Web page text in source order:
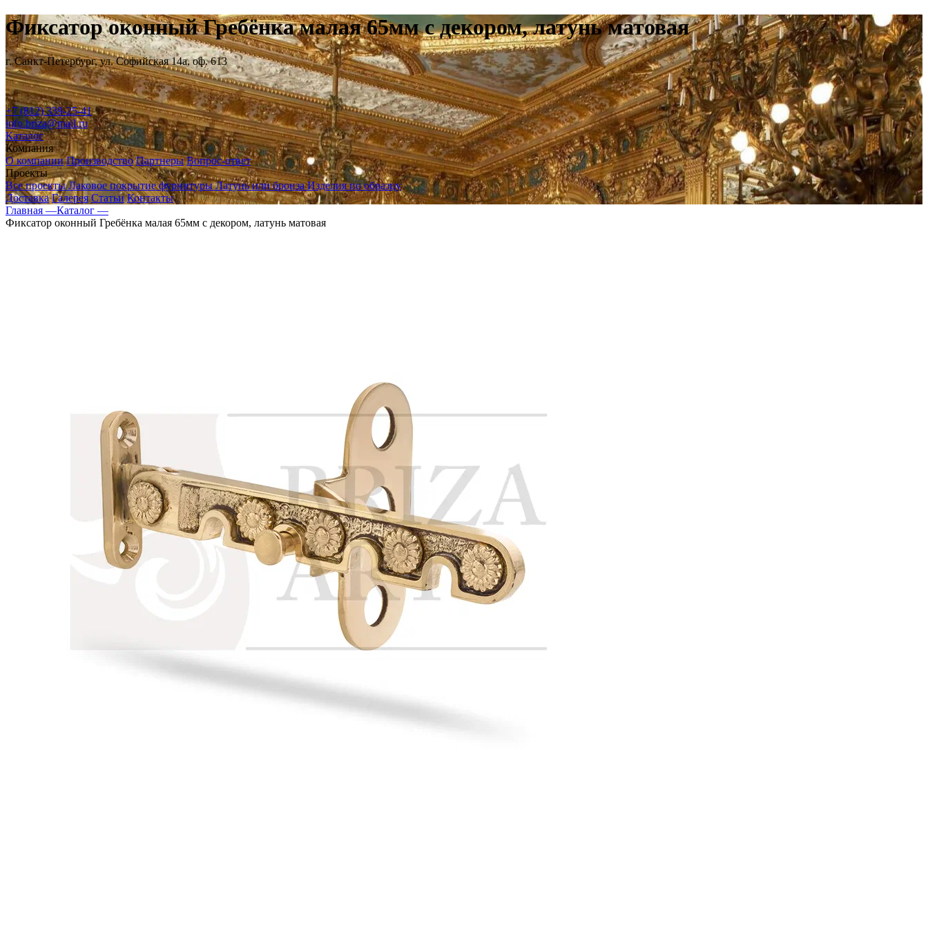
Фиксатор оконный Гребёнка малая 65мм с декором, латунь матовая
г. Санкт-Петербург, ул. Софийская 14а, оф. 613
+7 (812) 339-25-41
info.briza@mail.ru
Каталог
Компания
О компании Производство Партнеры Вопрос-ответ
Проекты
Все проектыЛаковое покрытие фурнитурыЛатунь или бронзаИзделия по образцу
Доставка Галерея Статьи Контакты
Главная —Каталог —
Фиксатор оконный Гребёнка малая 65мм с декором, латунь матовая